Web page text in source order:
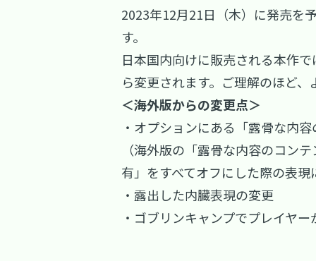
2023年12月21日（木）に発売を
す。
日本国内向けに販売される本作
ら変更されます。ご理解のほど
＜海外版からの変更点＞
・オプションにある「露骨な内
（海外版の「露骨な内容のコン
有」をすべてオフにした際の表現
・露出した内臓表現の変更
・ゴブリンキャンプでプレイヤ